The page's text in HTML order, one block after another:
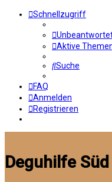
Schnellzugriff
Aktive
Suche
FAQ
Anmelden
Registrieren
Deguhilfe